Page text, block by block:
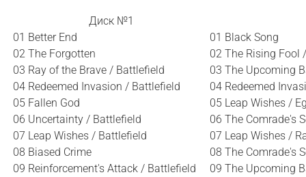
Диск №1
01 Better End
01 Black Song
02 The Forgotten
02 The Rising Fool
03 Ray of the Brave / Battlefield
03 The Upcoming
04 Redeemed Invasion / Battlefield
04 Redeemed
05 Fallen God
05 Leap Wishes /
06 Uncertainty / Battlefield
06 The Comrade's
07 Leap Wishes / Battlefield
07 Leap Wishes /
08 Biased Crime
08 The Comrade's
09 Reinforcement's Attack / Battlefield
09 The Upcoming